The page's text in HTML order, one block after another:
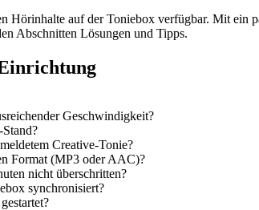
Hörinhalte auf der Toniebox verfügbar. Mit ein
Abschnitten Lösungen und Tipps.
Geschwindigkeit?
Creative-Tonie?
Format (MP3 oder AAC)?
nicht überschritten?
synchronisiert?